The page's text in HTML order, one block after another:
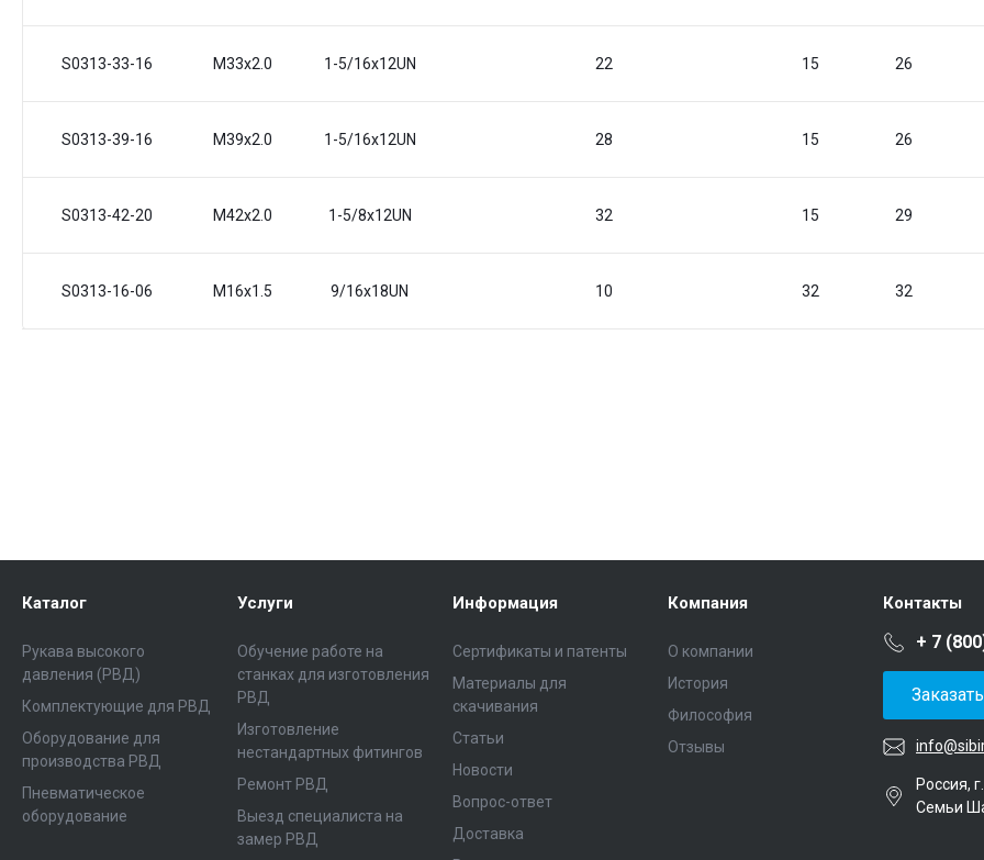
S0313-33-16 M33x2.0 1-5/16x12UN 22 15 26
S0313-39-16 M39x2.0 1-5/16x12UN 28 15 26
S0313-42-20 M42x2.0 1-5/8x12UN 32 15 29
S0313-16-06 M16x1.5 9/16x18UN 10 32 32
Каталог
Рукава высокого
давления (РВД)
Комплектующие для РВД
Оборудование для
производства РВД
Пневматическое
оборудование
Услуги
Обучение работе на
станках для изготовления
РВД
Изготовление
нестандартных фитингов
Ремонт РВД
Выезд специалиста на
замер РВД
Информация
Сертификаты и патенты
Материалы для
скачивания
Статьи
Новости
Вопрос-ответ
Доставка
Компания
О компании
История
Философия
Отзывы
Контакты
+ 7
Россия,
Семьи